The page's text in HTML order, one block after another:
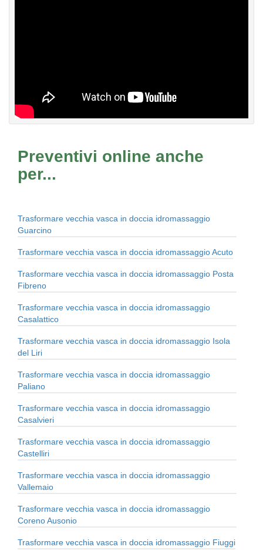
Preventivi online anche
per...
Trasformare vecchia vasca in doccia idromassaggio
Guarcino
Trasformare vecchia vasca in doccia idromassaggio Acuto
Trasformare vecchia vasca in doccia idromassaggio Posta
Fibreno
Trasformare vecchia vasca in doccia idromassaggio
Casalattico
Trasformare vecchia vasca in doccia idromassaggio Isola
del Liri
Trasformare vecchia vasca in doccia idromassaggio
Paliano
Trasformare vecchia vasca in doccia idromassaggio
Casalvieri
Trasformare vecchia vasca in doccia idromassaggio
Castelliri
Trasformare vecchia vasca in doccia idromassaggio
Vallemaio
Trasformare vecchia vasca in doccia idromassaggio
Coreno Ausonio
Trasformare vecchia vasca in doccia idromassaggio Fiuggi